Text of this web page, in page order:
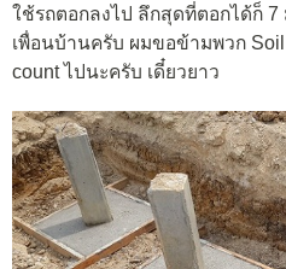
ใช้รถตอกลงไป ลึกสุดที่ตอกได้ก็ 7
เพื่อนบ้านครับ ผมขอข้ามพวก Soil
count ไปนะครับ เดี๋ยวยาว